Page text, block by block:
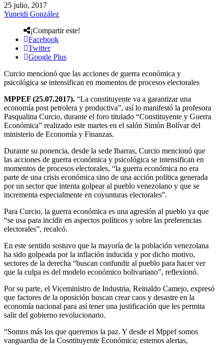
25 julio, 2017
Yuneidi González
¡Compartir este!
Facebook
Twitter
Google Plus
Curcio mencionó que las acciones de guerra económica y
psicológica se intensifican en momentos de procesos electorales
MPPEF (25.07.2017). “La constituyente va a garantizar una
economía post petrolera y productiva”, así lo manifestó la profesora
Pasqualina Curcio, durante el foro titulado “Constituyente y Guerra
Económica” realizado este martes en el salón Simón Bolívar del
ministerio de Economía y Finanzas.
Durante su ponencia, desde la sede Ibarras, Curcio mencionó que
las acciones de guerra económica y psicológica se intensifican en
momentos de procesos electorales, “la guerra económica no era
parte de una crisis económica sino de una acción política generada
por un sector que intenta golpear al pueblo venezolano y que se
incrementa especialmente en coyunturas electorales”.
Para Curcio, la guerra económica es una agresión al pueblo ya que
“se usa para incidir en aspectos políticos y sobre las preferencias
electorales”, recalcó.
En este sentido sostuvo que la mayoría de la población venezolana
ha sido golpeada por la inflación inducida y por dicho motivo,
sectores de la derecha “buscan confundir al pueblo para hacer ver
que la culpa es del modelo económico bolivariano”, reflexionó.
Por su parte, el Viceministro de Industria, Reinaldo Camejo, expresó
que factores de la oposición buscan crear caos y desastre en la
economía nacional para así tener una justificación que les permita
salir del gobierno revolucionario.
“Somos más los que queremos la paz. Y desde el Mppef somos
vanguardia de la Cosntituyente Económica; estemos alertas,